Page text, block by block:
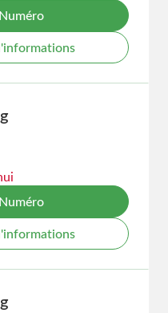
Numéro
Numéro